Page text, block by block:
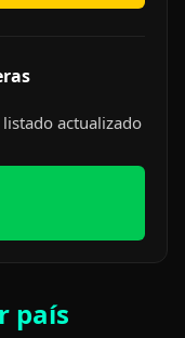
actualizado
país